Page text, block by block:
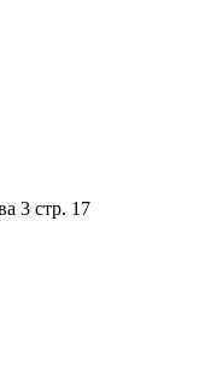
3 стр. 17